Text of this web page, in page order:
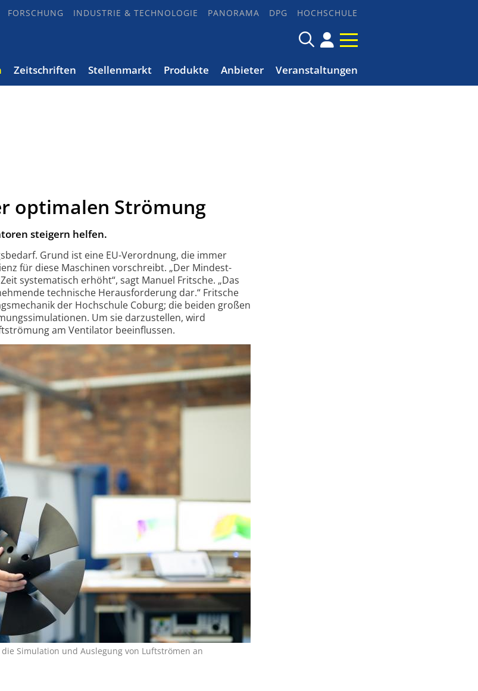
FORSCHUNG INDUSTRIE & TECHNOLOGIE PANORAMA DPG HOCHSCHULE
Zeitschriften Stellenmarkt Produkte Anbieter Veranstaltungen
optimalen Strömung
steigern helfen.
Grund ist eine EU-Verordnung, die immer
für diese Maschinen vorschreibt. „Der Mindest­
systematisch erhöht“, sagt Manuel Fritsche. „Das
technische Herausforderung dar.“ Fritsche
der Hochschule Coburg; die beiden großen
Um sie darzustellen, wird
am Ventilator beeinflussen.
Simulation und Auslegung von Luftströmen an